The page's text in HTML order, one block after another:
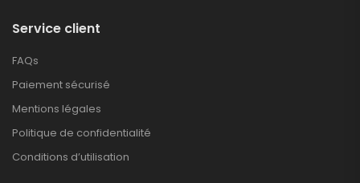
Service client
FAQs
Paiement sécurisé
Mentions légales
Politique de confidentialité
Conditions d’utilisation